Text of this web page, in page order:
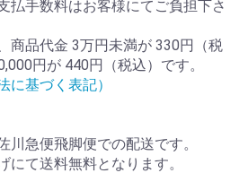
払手数料はお客様にてご負担下さ
商品代金 3万円未満が 330円（税
円が 440円（税込）です。
に基づく表記）
川急便飛脚便での配送です。
にて送料無料となります。